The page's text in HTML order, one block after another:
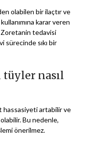
olabilen bir ilaçtır ve
karar veren
tedavisi
sürecinde sıkı bir
nasıl
hassasiyeti artabilir ve
Bu nedenle,
önerilmez.